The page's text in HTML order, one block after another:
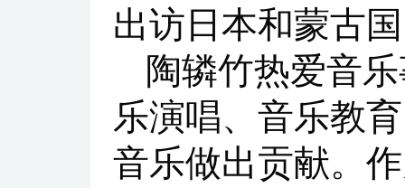
出访日本和蒙古
陶辚竹热爱音
乐演唱、音乐教
音乐做出贡献。